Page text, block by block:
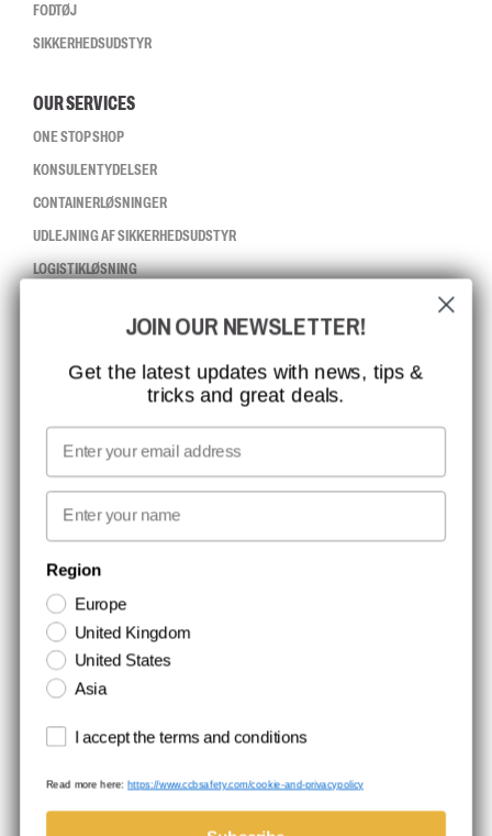
FODTØJ
SIKKERHEDSUDSTYR
OUR SERVICES
ONE STOP SHOP
KONSULENTYDELSER
CONTAINERLØSNINGER
UDLEJNING AF SIKKERHEDSUDSTYR
LOGISTIKLØSNING
ISO-CERTIFICERING
GLOBAL RÆKKEVIDDE
MISSION, VISION OG VÆRDIER
KONTAKT
NYHEDSBREV TILMELDING
Hold dig opdateret med gode tilbud og produktnyheder. Din e-mail
opbevares sikkert og du kan til enhver tid
Handelsbetingelser
Cookie- og privatlivspolitik
JOIN OUR NEWSLETTER!
Get the latest updates with news, tips &
tricks and great deals.
Email
First name
Region
Europe
United Kingdom
United States
Asia
Terms and conditions
I accept the terms and conditions
Read more here:https://www.ccbsafety.com/cookie-and-privacypolicy